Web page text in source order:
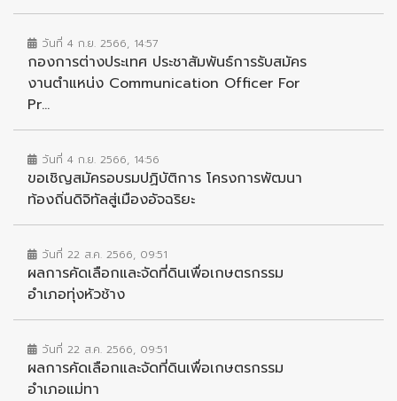
วันที่ 4 ก.ย. 2566, 14:57
กองการต่างประเทศ ประชาสัมพันธ์การรับสมัคร
งานตำแหน่ง Communication Officer For
Pr...
วันที่ 4 ก.ย. 2566, 14:56
ขอเชิญสมัครอบรมปฏิบัติการ โครงการพัฒนา
ท้องถิ่นดิจิทัลสู่เมืองอัจฉริยะ
วันที่ 22 ส.ค. 2566, 09:51
ผลการคัดเลือกและจัดที่ดินเพื่อเกษตรกรรม
อำเภอทุ่งหัวช้าง
วันที่ 22 ส.ค. 2566, 09:51
ผลการคัดเลือกและจัดที่ดินเพื่อเกษตรกรรม
อำเภอแม่ทา